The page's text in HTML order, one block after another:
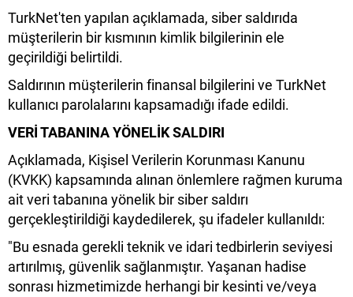
TurkNet'ten yapılan açıklamada, siber saldırıda
müşterilerin bir kısmının kimlik bilgilerinin ele
geçirildiği belirtildi.
Saldırının müşterilerin finansal bilgilerini ve TurkNet
kullanıcı parolalarını kapsamadığı ifade edildi.
VERİ TABANINA YÖNELİK SALDIRI
Açıklamada, Kişisel Verilerin Korunması Kanunu
(KVKK) kapsamında alınan önlemlere rağmen kuruma
ait veri tabanına yönelik bir siber saldırı
gerçekleştirildiği kaydedilerek, şu ifadeler kullanıldı:
"Bu esnada gerekli teknik ve idari tedbirlerin seviyesi
artırılmış, güvenlik sağlanmıştır. Yaşanan hadise
sonrası hizmetimizde herhangi bir kesinti ve/veya